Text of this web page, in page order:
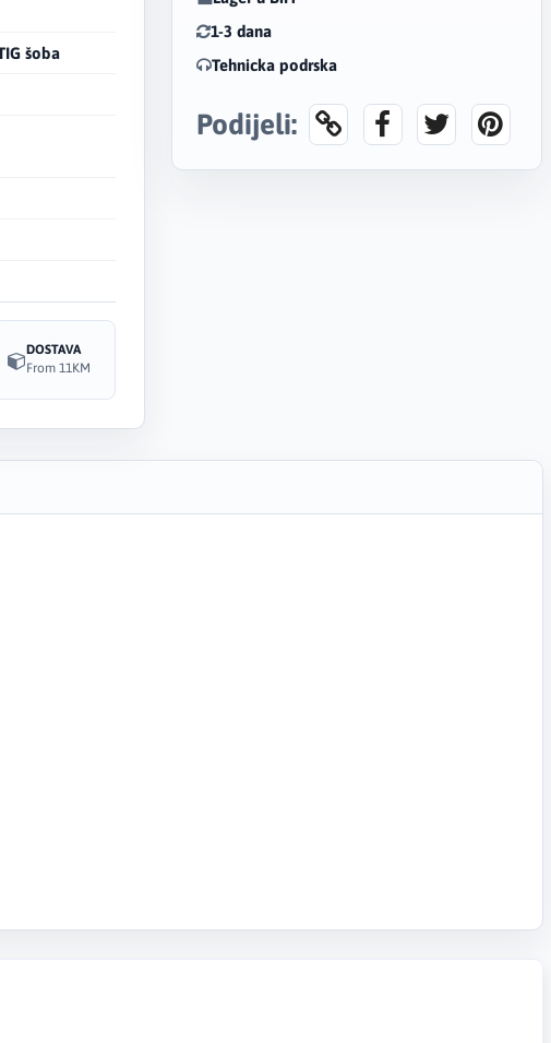
šoba
DOSTAVA
From 11KM
1-3 dana
Tehnicka podrska
Podijeli: